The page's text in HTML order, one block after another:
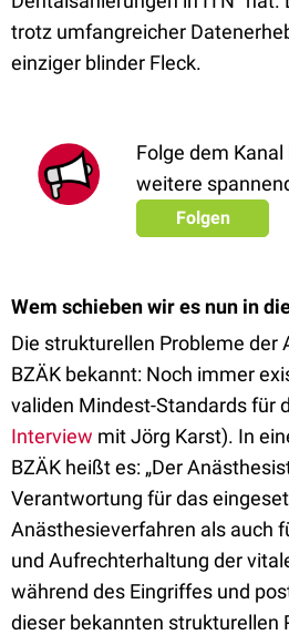
trotz umfangreicher
einziger blinder Fleck.
Folge dem Kanal
weitere
Folgen
Wem schieben wir es nun in
Die strukturellen Probleme der
BZÄK bekannt: Noch immer
validen Mindest-Standards für
Interview mit Jörg Karst). In
BZÄK heißt es: „Der
Verantwortung für das
Anästhesieverfahren als auch
und Aufrechterhaltung der
während des Eingriffes und
dieser bekannten strukturellen